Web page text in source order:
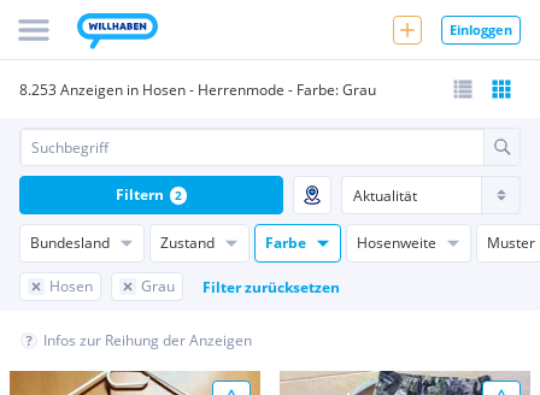
Einloggen
8.253 Anzeigen in Hosen - Herrenmode - Farbe: Grau
Bundesland Zustand Farbe Hosenweite Muster
Hosen Grau Filter zurücksetzen
Filtern 2
Infos zur Reihung der Anzeigen